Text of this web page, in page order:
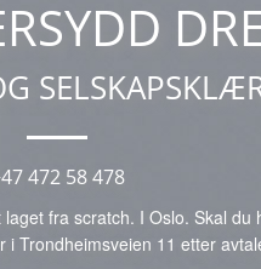
472 58 478
fra scratch. I Oslo. Skal
Trondheimsveien 11 etter